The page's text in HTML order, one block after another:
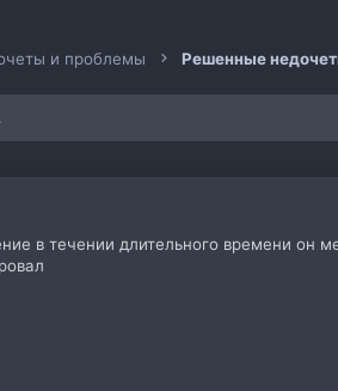
и проблемы Решенные
в течении длительного времени он